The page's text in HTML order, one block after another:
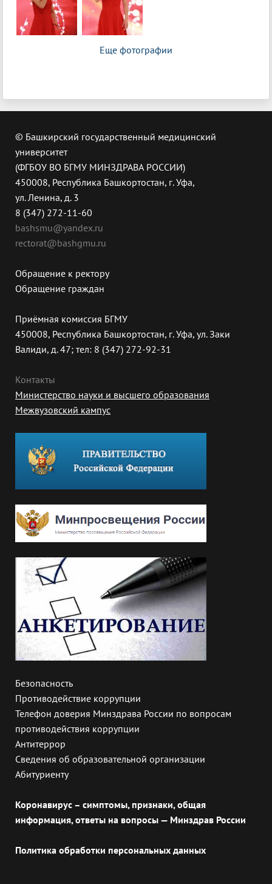
Еще фотографии
© Башкирский государственный медицинский
университет
(ФГБОУ ВО БГМУ МИНЗДРАВА РОССИИ)
450008, Республика Башкортостан, г. Уфа,
ул. Ленина, д. 3
8 (347) 272-11-60
bashsmu@yandex.ru
rectorat@bashgmu.ru
Обращение к ректору
Обращение граждан
Приёмная комиссия БГМУ
450008, Республика Башкортостан, г. Уфа, ул. Заки
Валиди, д. 47; тел: 8 (347) 272-92-31
Контакты
Министерство науки и высшего образования
Межвузовский кампус
Безопасность
Противодействие коррупции
Телефон доверия Минздрава России по вопросам
противодействия коррупции
Антитеррор
Сведения об образовательной организации
Абитуриенту
Коронавирус – симптомы, признаки, общая
информация, ответы на вопросы — Минздрав России
Политика обработки персональных данных